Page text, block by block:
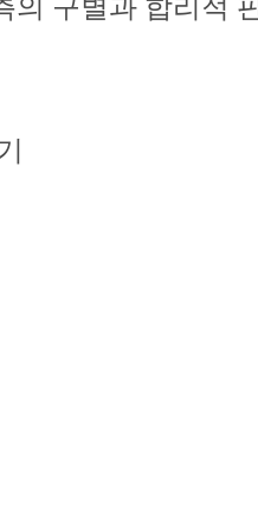
의 구별과 합리적